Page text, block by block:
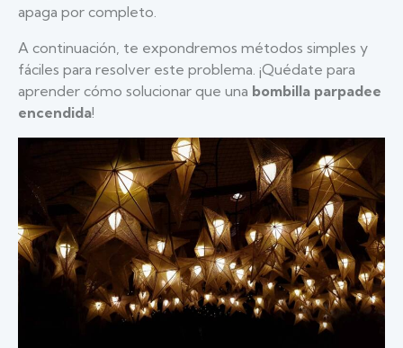
apaga por completo.
A continuación, te expondremos métodos simples y
fáciles para resolver este problema. ¡Quédate para
aprender cómo solucionar que una bombilla parpadee
encendida!